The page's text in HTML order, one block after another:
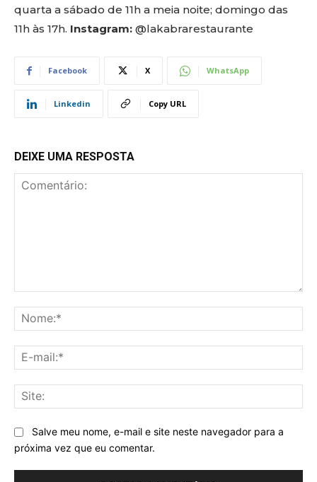
quarta a sábado de 11h a meia noite; domingo das
11h às 17h. Instagram: @lakabrarestaurante
Facebook X WhatsApp
Linkedin Copy URL
DEIXE UMA RESPOSTA
Salve meu nome, e-mail e site neste navegador para a
próxima vez que eu comentar.